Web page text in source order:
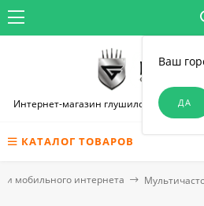
Ваш
Интернет-магазин глушилок связи и
КАТАЛОГ ТОВАРОВ
мобильного интернета